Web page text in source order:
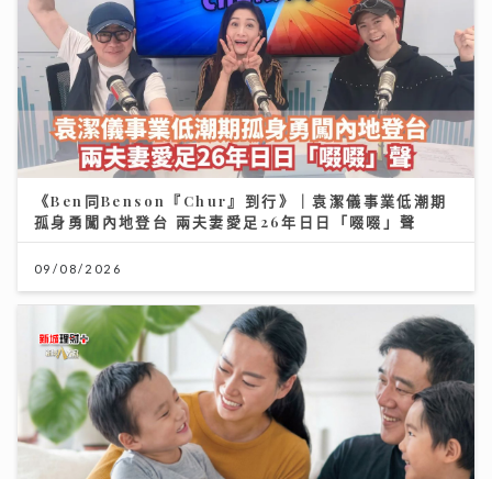
《Ben同Benson『Chur』到行》｜袁潔儀事業低潮期
孤身勇闖內地登台 兩夫妻愛足26年日日「啜啜」聲
09/08/2026